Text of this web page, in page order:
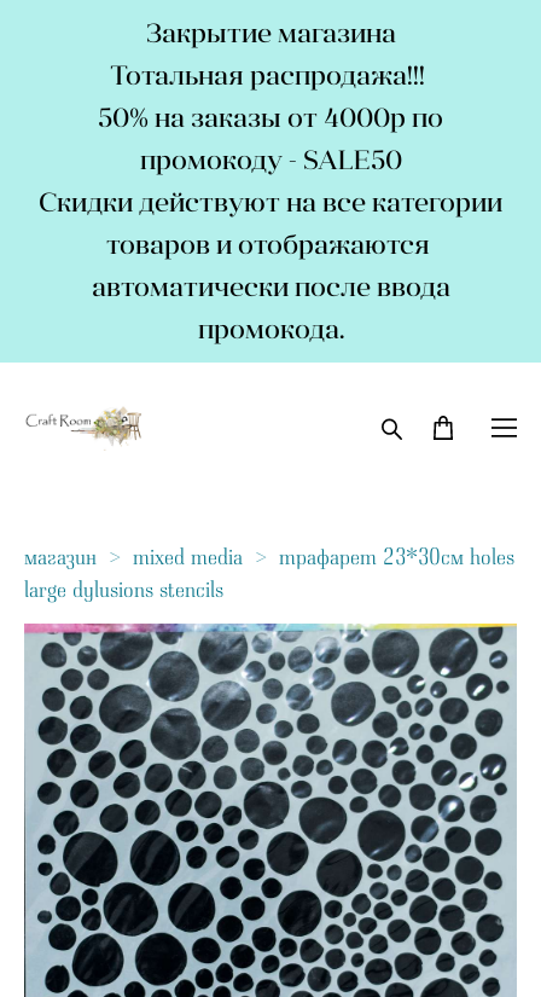
Закрытие магазина
Тотальная распродажа!!!
50% на заказы от 4000р по
промокоду - SALE50
Скидки действуют на все категории
товаров и отображаются
автоматически после ввода
промокода.
магазин > mixed media > трафарет 23*30см holes
large dylusions stencils